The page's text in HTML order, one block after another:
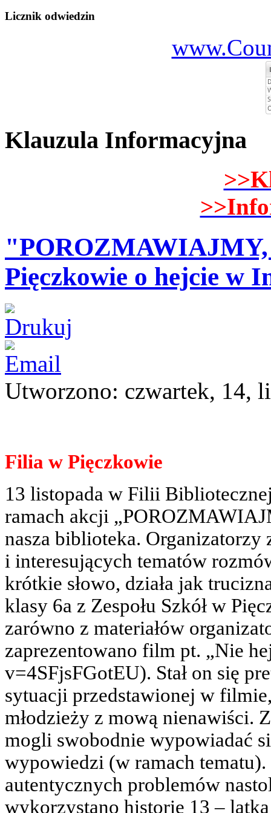
Licznik odwiedzin
Klauzula Informacyjna
Pięczkowie o hejcie w
Utworzono: czwartek, 14,
Filia w Pięczkowie
13 listopada w Filii
ramach akcji
nasza biblioteka.
i interesujących tematów
krótkie słowo, działa jak
klasy 6a z Zespołu Szkół w
zarówno z materiałów
zaprezentowano film pt. „Nie
v=4SFjsFGotEU). Stał on się
sytuacji przedstawionej w
młodzieży z mową nienawiści.
mogli swobodnie wypowiadać
wypowiedzi (w ramach
autentycznych problemów
wykorzystano historię 13 –